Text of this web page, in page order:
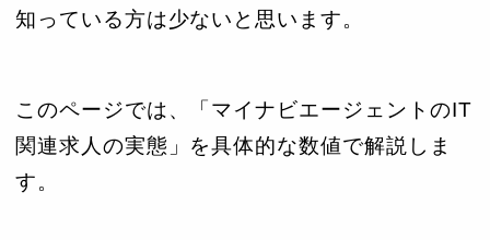
知っている方は少ないと思います。
このページでは、「マイナビエージェントのIT
関連求人の実態」を具体的な数値で解説しま
す。